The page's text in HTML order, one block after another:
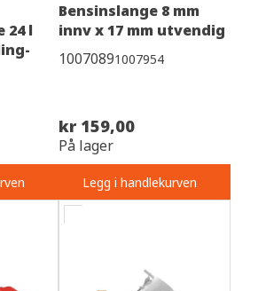
24 l
Bensinslange 8 mm
innv x 17 mm utvendig
10070891007954
kr 159,00
På lager
Legg i handlekurven